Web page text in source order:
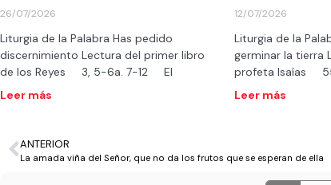
26/07/2026
Liturgia de la Palabra Has pedido
discernimiento Lectura del primer libro
de los Reyes 3, 5-6a. 7-12 El
Leer más
12/07/2026
Liturgia de la
germinar la tierra
profeta Isaías
Leer más
ANTERIOR
La amada viña del Señor, que no da los frutos que se esperan de ella